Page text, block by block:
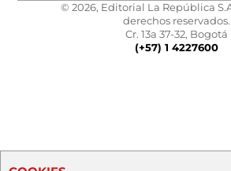
© 2026, Editorial La República
derechos reservados.
Cr. 13a 37-32, Bogotá
(+57) 1 4227600